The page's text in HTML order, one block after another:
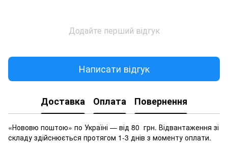
Додайте перший відгук
Написати відгук
Доставка Оплата Повернення
«Нововю поштою» по Україні — від 80 грн. Відвантаження зі
складу здійснюється протягом 1-3 днів з моменту оплати.